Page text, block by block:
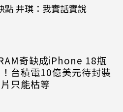
點 井琪：我實話實說
奇缺成iPhone 18瓶
台積電10億美元待封裝
只能枯等